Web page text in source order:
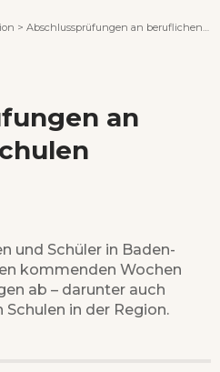
> Abschlussprüfungen an beruflichen Schulen gestartet
an
und Schüler in Baden-
kommenden Wochen
ab – darunter auch
in der Region.